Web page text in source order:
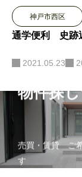
神戸市西区
通学便利 史跡
2021.05.23
物件探
売買・賃貸 ご
す